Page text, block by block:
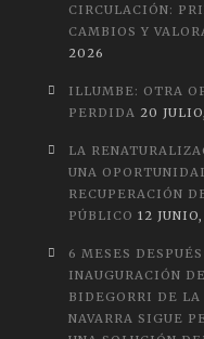
CIRCULACIÓN:
CAMBIOS Y
2026
ILLUMBE: OTRA
PERDIDA 20
LA
UNA
RECUPERACIÓN
PÚBLICO 12
6 MESES
INAUGURACIÓN
BIDEGORRI DE LA
NAVARRA SIGUE